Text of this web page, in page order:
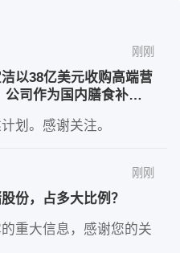
刚刚
以38亿美元收购高端营
司作为国内膳食补充
引进国际资金的计划？
划。感谢关注。
刚刚
份，占多大比例？
重大信息，感谢您的关